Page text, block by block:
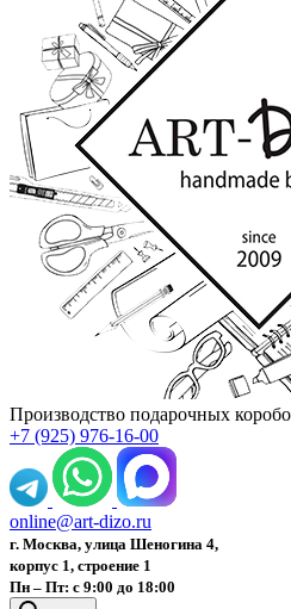
Производство подарочных
+7 (925) 976-16-00
online@art-dizo.ru
г. Москва, улица Шеногина 4,
корпус 1, строение 1
Пн – Пт: с 9:00 до 18:00